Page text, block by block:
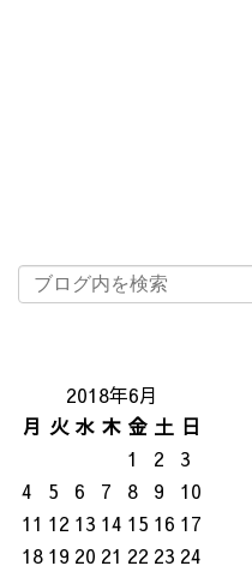
2018年6月
月 火 水 木 金 土 日
1
2
3
4
5 6 7 8 9
10
11 12 13 14 15 16 17
18 19 20 21 22 23 24